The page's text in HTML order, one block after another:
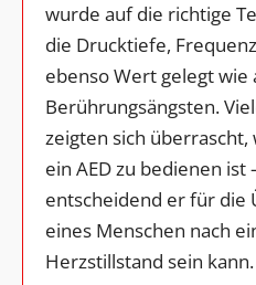
wurde auf die richtige
die Drucktiefe,
ebenso Wert gelegt wie
Berührungsängsten.
zeigten sich
ein AED zu bedienen ist
entscheidend er für die
eines Menschen nach
Herzstillstand sein kann.